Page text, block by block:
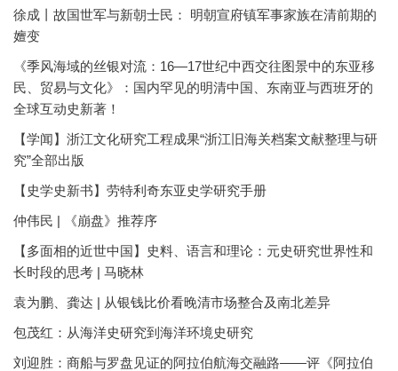
徐成丨故国世军与新朝士民： 明朝宣府镇军事家族在清前期的
嬗变
《季风海域的丝银对流：16—17世纪中西交往图景中的东亚移
民、贸易与文化》：国内罕见的明清中国、东南亚与西班牙的
全球互动史新著！
【学闻】浙江文化研究工程成果“浙江旧海关档案文献整理与研
究”全部出版
【史学史新书】劳特利奇东亚史学研究手册
仲伟民 | 《崩盘》推荐序
【多面相的近世中国】史料、语言和理论：元史研究世界性和
长时段的思考 | 马晓林
袁为鹏、龚达 | 从银钱比价看晚清市场整合及南北差异
包茂红：从海洋史研究到海洋环境史研究
刘迎胜：商船与罗盘见证的阿拉伯航海交融路——评《阿拉伯